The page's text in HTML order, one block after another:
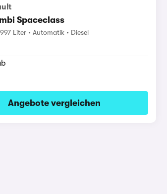
Spaceclass
Liter Automatik Diesel
Angebote vergleichen